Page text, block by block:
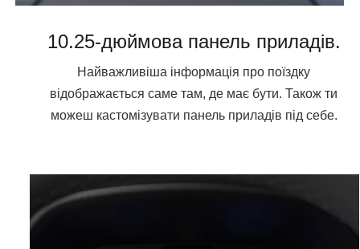
10.25-дюймова панель приладів.
Найважливіша інформація про поїздку
відображається саме там, де має бути. Також ти
можеш кастомізувати панель приладів під себе.